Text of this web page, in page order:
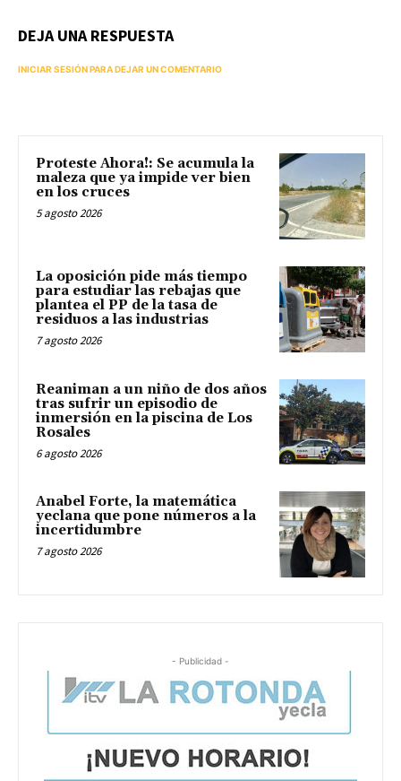
DEJA UNA RESPUESTA
INICIAR SESIÓN PARA DEJAR UN COMENTARIO
Proteste Ahora!: Se acumula la
maleza que ya impide ver bien
en los cruces
5 agosto 2026
La oposición pide más tiempo
para estudiar las rebajas que
plantea el PP de la tasa de
residuos a las industrias
7 agosto 2026
Reaniman a un niño de dos años
tras sufrir un episodio de
inmersión en la piscina de Los
Rosales
6 agosto 2026
Anabel Forte, la matemática
yeclana que pone números a la
incertidumbre
7 agosto 2026
- Publicidad -